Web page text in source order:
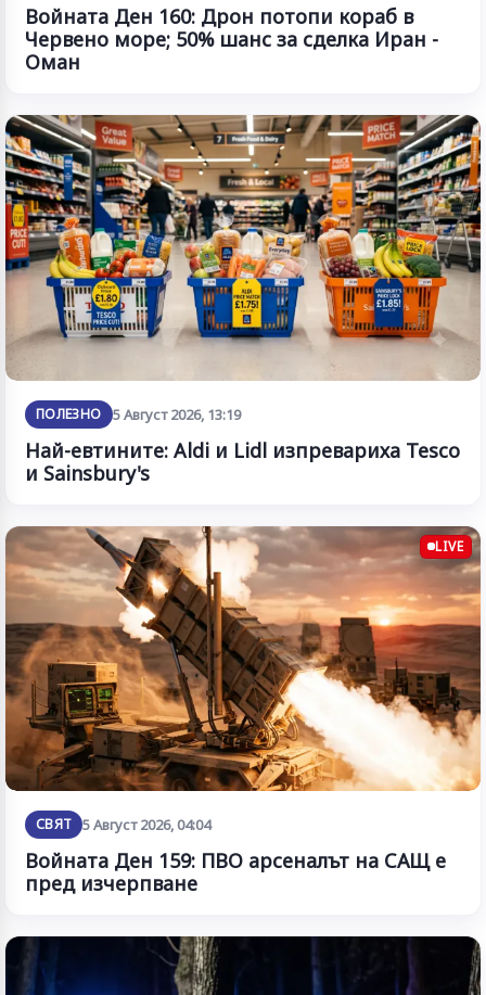
Войната Ден 160: Дрон потопи кораб в
Червено море; 50% шанс за сделка Иран -
Оман
ПОЛЕЗНО 5 Август 2026, 13:19
Най-евтините: Aldi и Lidl изпревариха Tesco
и Sainsbury's
LIVE
СВЯТ 5 Август 2026, 04:04
Войната Ден 159: ПВО арсеналът на САЩ е
пред изчерпване